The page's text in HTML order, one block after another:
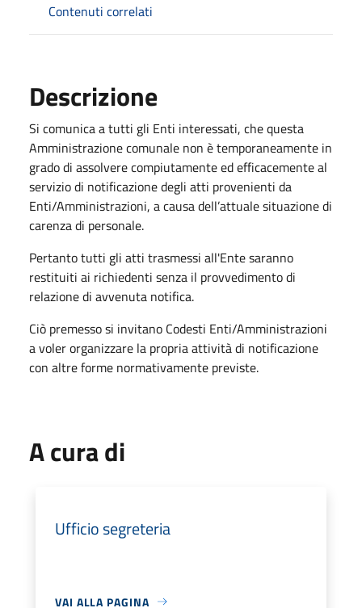
Contenuti correlati
Descrizione
Si comunica a tutti gli Enti interessati, che questa
Amministrazione comunale non è temporaneamente in
grado di assolvere compiutamente ed efficacemente al
servizio di notificazione degli atti provenienti da
Enti/Amministrazioni, a causa dell’attuale situazione di
carenza di personale.
Pertanto tutti gli atti trasmessi all'Ente saranno
restituiti ai richiedenti senza il provvedimento di
relazione di avvenuta notifica.
Ciò premesso si invitano Codesti Enti/Amministrazioni
a voler organizzare la propria attività di notificazione
con altre forme normativamente previste.
A cura di
Ufficio segreteria
VAI ALLA PAGINA